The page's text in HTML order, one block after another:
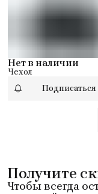
Нет в наличии
Чехол
Подписаться
Получите
Чтобы всегда